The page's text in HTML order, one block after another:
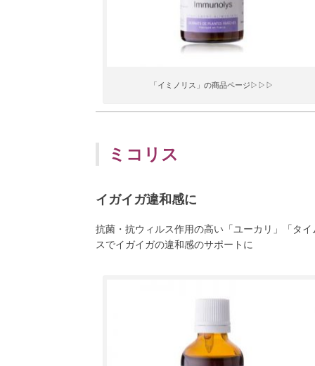
「イミノリス」の商品ページ▷▷▷
ミコリス
イガイガ違和感に
抗菌・抗ウィルス作用の高い「ユーカリ」「タ
スでイガイガの違和感のサポートに